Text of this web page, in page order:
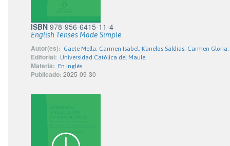
ISBN 978-956-6415-11-4
English Tenses Made Simple
Autor(es): Gaete Mella, Carmen Isabel; Kanelos Saldías, Carmen
Editorial: Universidad Católica del Maule
Materia: En inglés
Publicado: 2025-09-30